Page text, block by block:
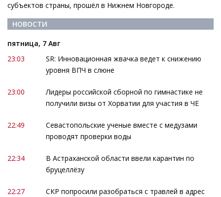
субъектов страны, прошёл в Нижнем Новгороде.
НОВОСТИ
пятница, 7 Авг
23:03
SR: Инновационная жвачка ведет к снижению
уровня ВПЧ в слюне
23:00
Лидеры российской сборной по гимнастике не
получили визы от Хорватии для участия в ЧЕ
22:49
Севастопольские ученые вместе с медузами
проводят проверки воды
22:34
В Астраханской области ввели карантин по
бруцеллёзу
22:27
СКР попросили разобраться с травлей в адрес